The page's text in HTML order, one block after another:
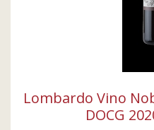
Lombardo Vino
DOCG